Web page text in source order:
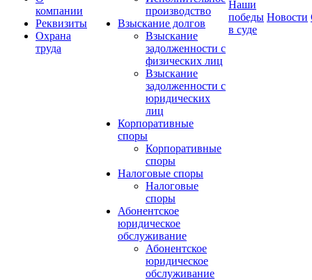
компании
Реквизиты
Охрана
труда
производство
Взыскание долгов
Взыскание
задолженности с
физических лиц
Взыскание
задолженности с
юридических
лиц
Корпоративные
споры
Корпоративные
споры
Налоговые споры
Налоговые
споры
Абонентское
юридическое
обслуживание
Абонентское
юридическое
обслуживание
Наши
победы
в суде
Новости